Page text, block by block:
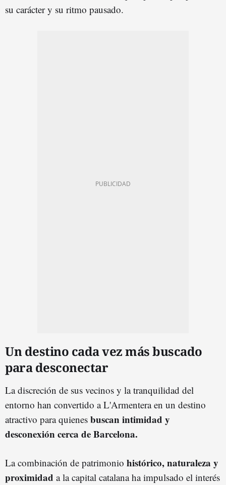
su carácter y su ritmo pausado.
Un destino cada vez más buscado
para desconectar
La discreción de sus vecinos y la tranquilidad del
entorno han convertido a L'Armentera en un destino
atractivo para quienes buscan intimidad y
desconexión cerca de Barcelona.
La combinación de patrimonio histórico, naturaleza y
proximidad a la capital catalana ha impulsado el interés